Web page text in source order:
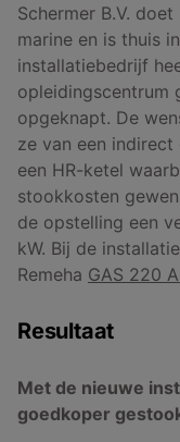
Schermer B.V.
marine en is thuis
installatiebedrijf
opleidingscentrum
opgeknapt. De
ze van een
een HR-ketel
stookkosten
de opstelling een
kW. Bij de
Remeha GAS 220
Resultaat
Met de nieuwe
goedkoper